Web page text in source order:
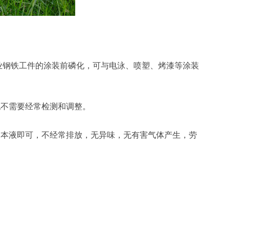
铁工件的涂装前磷化，可与电泳、喷塑、烤漆等涂装
需要经常检测和调整。
液即可，不经常排放，无异味，无有害气体产生，劳